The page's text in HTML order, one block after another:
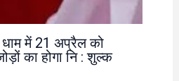
धाम में 21 अप्रैल को
का होगा नि : शुल्क